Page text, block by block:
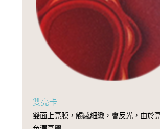
雙亮卡
雙面上亮膜，觸感細緻，會反光，由於